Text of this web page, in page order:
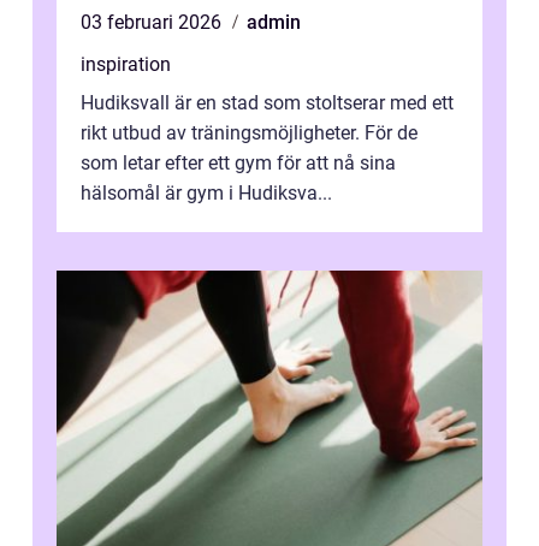
03 februari 2026
admin
inspiration
Hudiksvall är en stad som stoltserar med ett
rikt utbud av träningsmöjligheter. För de
som letar efter ett gym för att nå sina
hälsomål är gym i Hudiksva...